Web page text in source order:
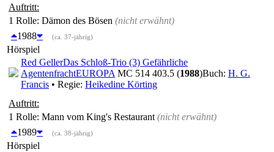
Auftritt:
1 Rolle: Dämon des Bösen (nicht erwähnt)
1988
(ca. 37-jährig)
Hörspiel
Red GellerDas Schloß-Trio (3) Gefährliche
AgentenfrachtEUROPA MC 514 403.5 (1988)Buch: H. G.
Francis • Regie: Heikedine Körting
Auftritt:
1 Rolle: Mann vom King's Restaurant (nicht erwähnt)
1989
(ca. 38-jährig)
Hörspiel